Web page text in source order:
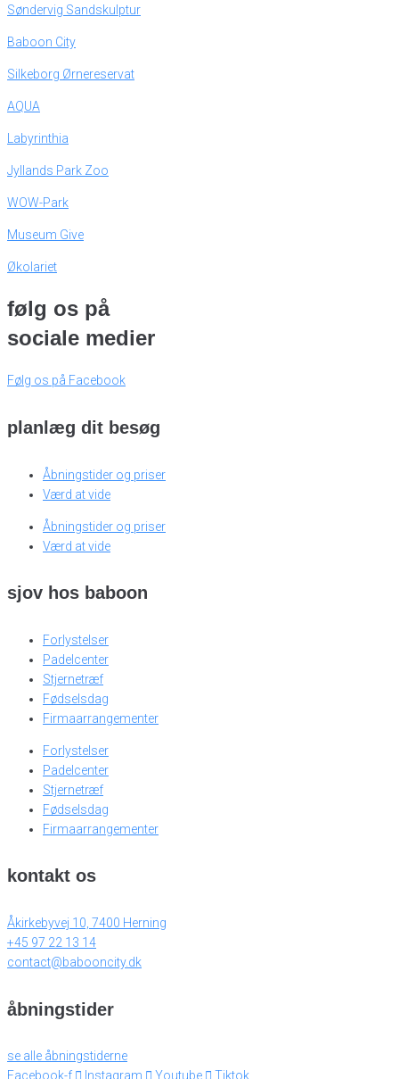
Søndervig Sandskulptur
Baboon City
Silkeborg Ørnereservat
AQUA
Labyrinthia
Jyllands Park Zoo
WOW-Park
Museum Give
Økolariet
følg os på
sociale medier
Følg os på Facebook
planlæg dit besøg
Åbningstider og priser
Værd at vide
Åbningstider og priser
Værd at vide
sjov hos baboon
Forlystelser
Padelcenter
Stjernetræf
Fødselsdag
Firmaarrangementer
Forlystelser
Padelcenter
Stjernetræf
Fødselsdag
Firmaarrangementer
kontakt os
Åkirkebyvej 10, 7400 Herning
+45 97 22 13 14
contact@babooncity.dk
åbningstider
se alle åbningstiderne
Facebook-f
Instagram Youtube Tiktok